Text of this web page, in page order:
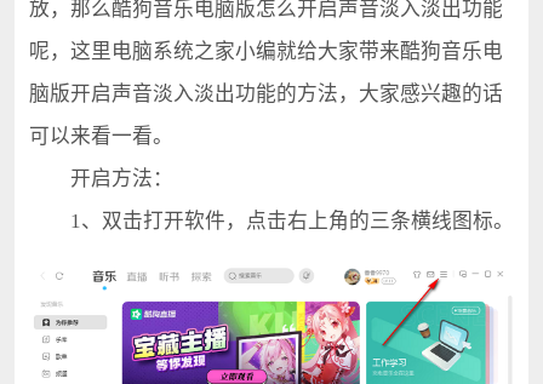
放，那么酷狗音乐电脑版怎么开启声音淡入淡出功能
呢，这里电脑系统之家小编就给大家带来酷狗音乐电
脑版开启声音淡入淡出功能的方法，大家感兴趣的话
可以来看一看。
开启方法：
1、双击打开软件，点击右上角的三条横线图标。